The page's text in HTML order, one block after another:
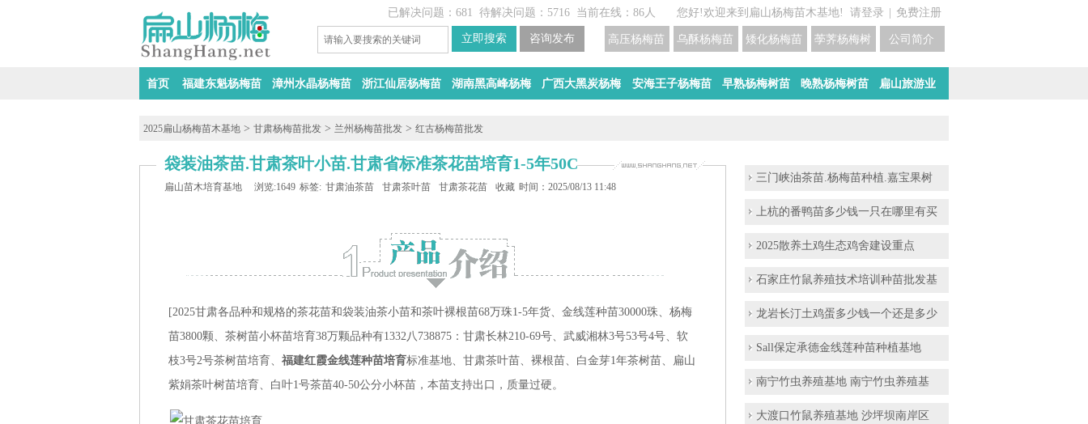
您好!欢迎来到扁山杨梅苗木基地! 请登录 免费注册
已解决问题：681 待解决问题：5716 当前在线：86人
公司简介
荸荠杨梅树苗培育
矮化杨梅苗价格
乌酥杨梅苗培育基地
高压杨梅苗
首页 福建东魁杨梅苗 漳州水晶杨梅苗 浙江仙居杨梅苗 湖南黑高峰杨梅 广西大黑炭杨梅 安海王子杨梅苗 早熟杨梅树苗 晚熟杨梅树苗 扁山旅游业
2025扁山杨梅苗木基地 > 甘肃杨梅苗批发 > 兰州杨梅苗批发 > 红古杨梅苗批发
袋装油茶苗.甘肃茶叶小苗.甘肃省标准茶花苗培育1-5年50CM
扁山苗木培育基地 浏览:1649 标签: 甘肃油茶苗批发甘肃茶叶苗培育甘肃茶花苗价格收藏 时间：2025/08/13 11:48
[2025甘肃各品种和规格的茶花苗和袋装油茶小苗和茶叶裸根苗68万珠1-5年货、金线莲种苗30000珠、杨梅
苗3800颗、茶树苗小杯苗培育38万颗品种有1332八738875：甘肃长林210-69号、武威湘林3号53号4号、软
枝3号2号茶树苗培育、 福建红霞金线莲种苗培育标准基地、甘肃茶叶苗、裸根苗、白金芽1年茶树苗、扁山
紫娟茶叶树苗培育、白叶1号茶苗40-50公分小杯苗，本苗支持出口，质量过硬。
三门峡油茶苗.杨梅苗种植.嘉宝果树
上杭的番鸭苗多少钱一只在哪里有买
2025散养土鸡生态鸡舍建设重点
石家庄竹鼠养殖技术培训种苗批发基
龙岩长汀土鸡蛋多少钱一个还是多少
Sall保定承德金线莲种苗种植基地
南宁竹虫养殖基地 南宁竹虫养殖基
大渡口竹鼠养殖基地 沙坪坝南岸区